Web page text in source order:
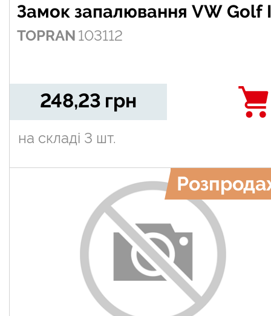
Замок запалювання VW Golf
TOPRAN 103112
248,23 грн
на складі 3 шт.